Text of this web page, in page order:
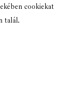
cookiekat
talál.